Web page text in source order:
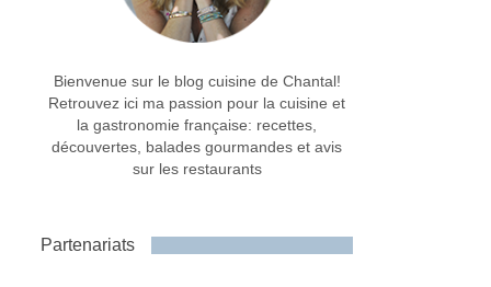
Bienvenue sur le blog cuisine de Chantal!
Retrouvez ici ma passion pour la cuisine et
la gastronomie française: recettes,
découvertes, balades gourmandes et avis
sur les restaurants
Partenariats